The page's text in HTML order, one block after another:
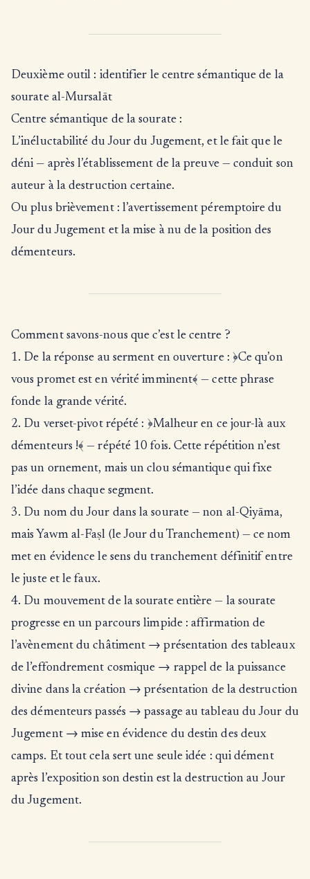
Deuxième outil : identifier le centre sémantique de la
sourate al-Mursalāt
Centre sémantique de la sourate :
L’inéluctabilité du Jour du Jugement, et le fait que le
déni — après l’établissement de la preuve — conduit son
auteur à la destruction certaine.
Ou plus brièvement : l’avertissement péremptoire du
Jour du Jugement et la mise à nu de la position des
démenteurs.
Comment savons-nous que c’est le centre ?
1. De la réponse au serment en ouverture : ﴿Ce qu’on
vous promet est en vérité imminent﴾ — cette phrase
fonde la grande vérité.
2. Du verset-pivot répété : ﴿Malheur en ce jour-là aux
démenteurs !﴾ — répété 10 fois. Cette répétition n’est
pas un ornement, mais un clou sémantique qui fixe
l’idée dans chaque segment.
3. Du nom du Jour dans la sourate — non al-Qiyāma,
mais Yawm al-Faṣl (le Jour du Tranchement) — ce nom
met en évidence le sens du tranchement définitif entre
le juste et le faux.
4. Du mouvement de la sourate entière — la sourate
progresse en un parcours limpide : affirmation de
l’avènement du châtiment → présentation des tableaux
de l’effondrement cosmique → rappel de la puissance
divine dans la création → présentation de la destruction
des démenteurs passés → passage au tableau du Jour du
Jugement → mise en évidence du destin des deux
camps. Et tout cela sert une seule idée : qui dément
après l’exposition son destin est la destruction au Jour
du Jugement.